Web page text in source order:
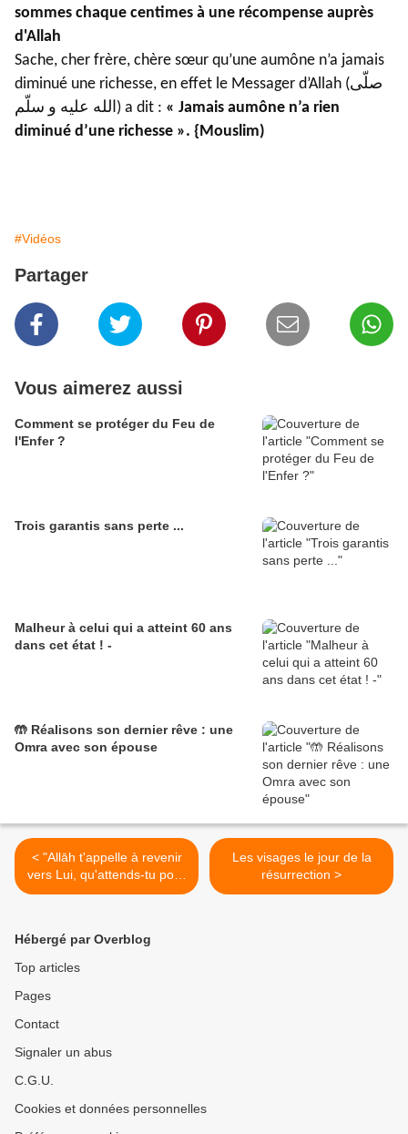
sommes chaque centimes à une récompense auprès
d'Allah
Sache, cher frère, chère sœur qu’une aumône n’a jamais
diminué une richesse, en effet le Messager d’Allah (صلّى
الله عليه و سلّم) a dit : « Jamais aumône n’a rien
diminué d’une richesse ». {Mouslim)
#Vidéos
Partager
Vous aimerez aussi
Comment se protéger du Feu de
l'Enfer ?
Trois garantis sans perte ...
Malheur à celui qui a atteint 60 ans
dans cet état ! -
🤲 Réalisons son dernier rêve : une
Omra avec son épouse
< "Allāh t'appelle à revenir
vers Lui, qu'attends-tu pour
te repentir ?"
Les visages le jour de la
résurrection >
Hébergé par Overblog
Top articles
Pages
Contact
Signaler un abus
C.G.U.
Cookies et données personnelles